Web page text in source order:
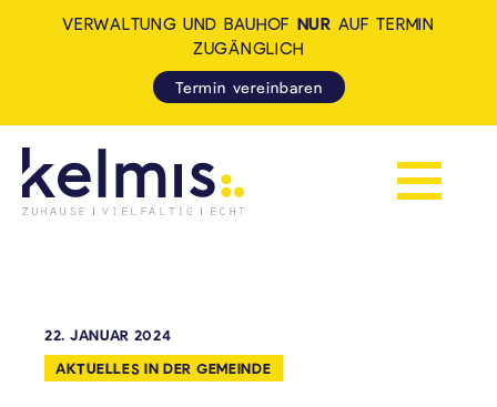
Navigation
VERWALTUNG UND BAUHOF NUR AUF TERMIN
ZUGÄNGLICH
Termin vereinbaren
22. JANUAR 2024
AKTUELLES IN DER GEMEINDE